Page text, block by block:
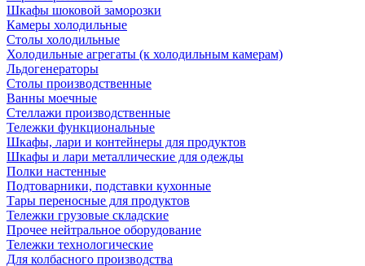
Шкафы шоковой заморозки
Камеры холодильные
Столы холодильные
Холодильные агрегаты (к холодильным камерам)
Льдогенераторы
Столы производственные
Ванны моечные
Стеллажи производственные
Тележки функциональные
Шкафы, лари и контейнеры для продуктов
Шкафы и лари металлические для одежды
Полки настенные
Подтоварники, подставки кухонные
Тары переносные для продуктов
Тележки грузовые складские
Прочее нейтральное оборудование
Тележки технологические
Для колбасного производства